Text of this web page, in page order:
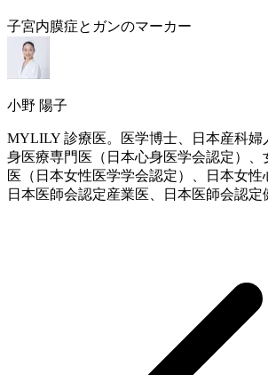
子宮内膜症とガンのマーカー
小野 陽子
MYLILY 診療医。医学博士、日本産科婦
身医療専門医（日本心身医学会認定）、
医（日本女性医学学会認定）、日本女性
日本医師会認定産業医、日本医師会認定